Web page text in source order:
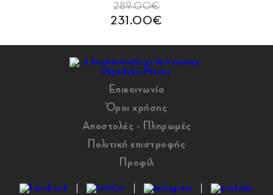
289.00€
231.00€
Επικοινωνία
Όροι χρήσης
Αποστολές - Πληρωμές
Πολιτική επιστροφής
Προφίλ